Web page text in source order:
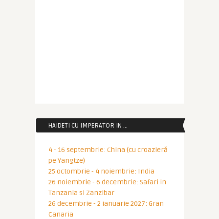
HAIDETI CU IMPERATOR IN …
4 - 16 septembrie: China (cu croazieră
pe Yangtze)
25 octombrie - 4 noiembrie: India
26 noiembrie - 6 decembrie: Safari in
Tanzania si Zanzibar
26 decembrie - 2 ianuarie 2027: Gran
Canaria